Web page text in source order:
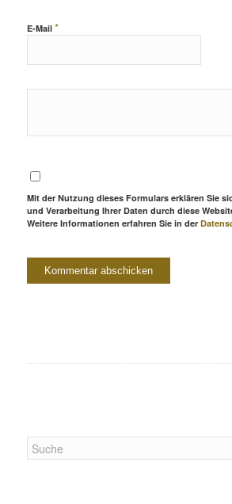
E-Mail *
Mit der Nutzung dieses Formulars erklären Sie
und Verarbeitung Ihrer Daten durch diese
Weitere Informationen erfahren Sie in der